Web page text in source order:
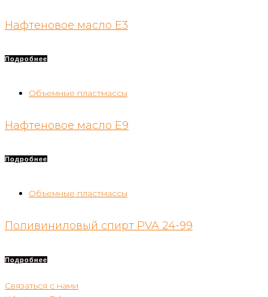
Нафтеновое масло E3
Подробнее
Объемные пластмассы
Нафтеновое масло E9
Подробнее
Объемные пластмассы
Поливиниловый спирт PVA 24-99
Подробнее
Связаться с нами